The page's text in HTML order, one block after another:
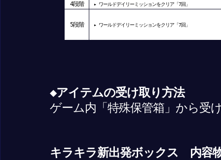
4段階 ▸ ワールドデイリーミッションをクリア「7回」
5段階 ▸ ワールドデイリーミッションをクリア「7回」
◆アイテムの受け取り方法
ゲーム内「特殊保管箱」から受
キラキラ新出発ボックス 内容